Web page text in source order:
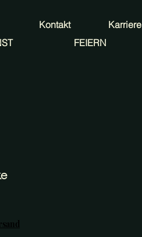
Kontakt
Karriere
FEIERN